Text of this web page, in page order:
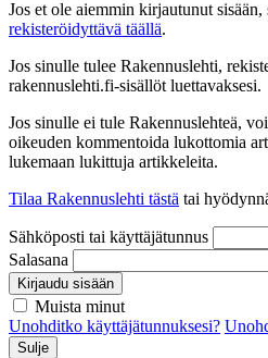
Jos et ole aiemmin kirjautunut sisään,
rekisteröidyttävä täällä.
Jos sinulle tulee Rakennuslehti,
rakennuslehti.fi-sisällöt luettavaksesi.
Jos sinulle ei tule Rakennuslehteä,
oikeuden kommentoida lukottomia
lukemaan lukittuja artikkeleita.
Tilaa Rakennuslehti tästä tai
Sähköposti tai käyttäjätunnus
Salasana
Kirjaudu sisään
Muista minut
Unohditko käyttäjätunnuksesi?
Sulje